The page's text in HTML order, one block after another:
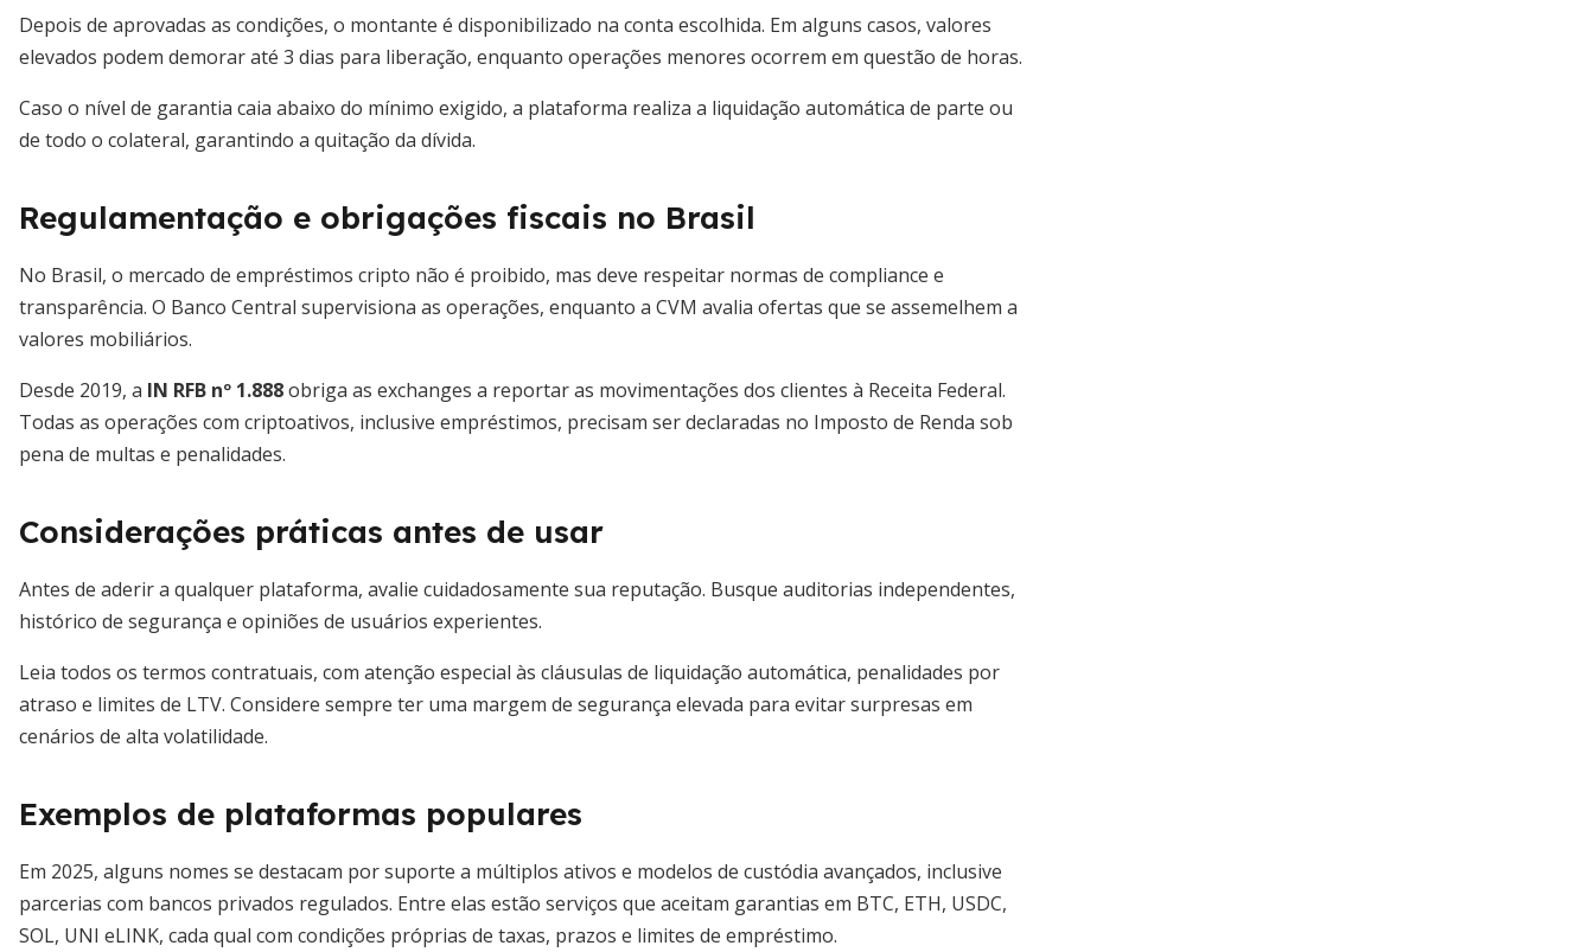
Depois de aprovadas as condições, o montante é disponibilizado na conta escolhida. Em alguns casos, valores
elevados podem demorar até 3 dias para liberação, enquanto operações menores ocorrem em questão de horas.
Caso o nível de garantia caia abaixo do mínimo exigido, a plataforma realiza a liquidação automática de parte ou
de todo o colateral, garantindo a quitação da dívida.
Regulamentação e obrigações fiscais no Brasil
No Brasil, o mercado de empréstimos cripto não é proibido, mas deve respeitar normas de compliance e
transparência. O Banco Central supervisiona as operações, enquanto a CVM avalia ofertas que se assemelhem a
valores mobiliários.
Desde 2019, a IN RFB nº 1.888obriga as exchanges a reportar as movimentações dos clientes à Receita Federal.
Todas as operações com criptoativos, inclusive empréstimos, precisam ser declaradas no Imposto de Renda sob
pena de multas e penalidades.
Considerações práticas antes de usar
Antes de aderir a qualquer plataforma, avalie cuidadosamente sua reputação. Busque auditorias independentes,
histórico de segurança e opiniões de usuários experientes.
Leia todos os termos contratuais, com atenção especial às cláusulas de liquidação automática, penalidades por
atraso e limites de LTV. Considere sempre ter uma margem de segurança elevada para evitar surpresas em
cenários de alta volatilidade.
Exemplos de plataformas populares
Em 2025, alguns nomes se destacam por suporte a múltiplos ativos e modelos de custódia avançados, inclusive
parcerias com bancos privados regulados. Entre elas estão serviços que aceitam garantias em BTC, ETH, USDC,
SOL, UNI eLINK, cada qual com condições próprias de taxas, prazos e limites de empréstimo.